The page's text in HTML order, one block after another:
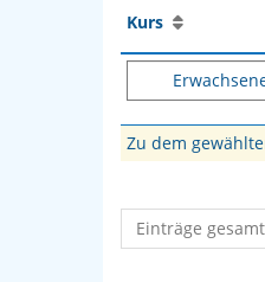
Kurs
Zu dem
Einträge